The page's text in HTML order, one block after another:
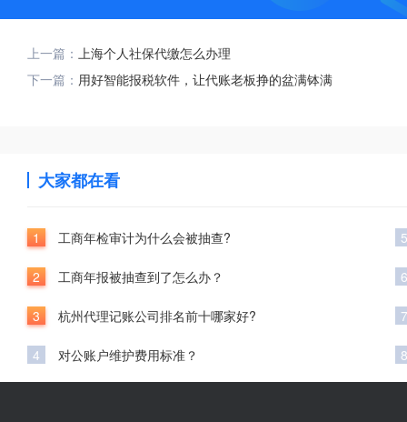
上一篇： 上海个人社保代缴怎么办理
下一篇： 用好智能报税软件，让代账老板挣的盆满钵满
大家都在看
1 工商年检审计为什么会被抽查?
2 工商年报被抽查到了怎么办？
3 杭州代理记账公司排名前十哪家好?
4 对公账户维护费用标准？
5
6
7
8